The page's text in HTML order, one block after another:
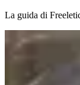
La guida di